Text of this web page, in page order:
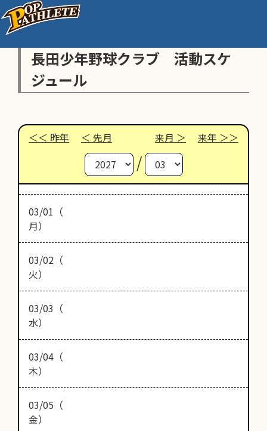
長田少年野球クラブ 活動スケ
ジュール
昨年 先月 来月 来年
/
03/01（
月）
03/02（
火）
03/03（
水）
03/04（
木）
03/05（
金）